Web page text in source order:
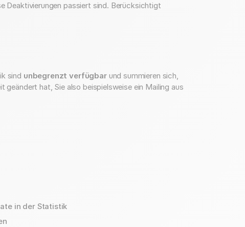
Deaktivierungen passiert sind. Berücksichtigt
sind unbegrenzt verfügbarund summieren sich,
hat, Sie also beispielsweise ein Mailing aus
in der Statistik